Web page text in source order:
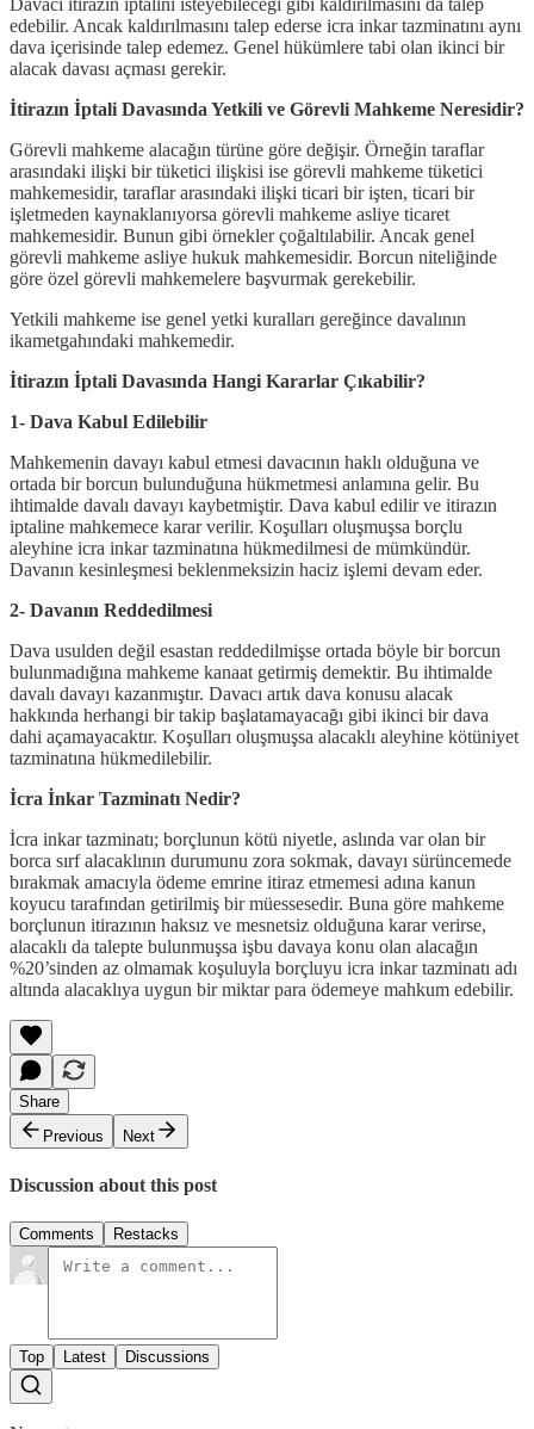
Davacı itirazın iptalini isteyebileceği gibi kaldırılmasını da talep
edebilir. Ancak kaldırılmasını talep ederse icra inkar tazminatını aynı
dava içerisinde talep edemez. Genel hükümlere tabi olan ikinci bir
alacak davası açması gerekir.
İtirazın İptali Davasında Yetkili ve Görevli Mahkeme Neresidir?
Görevli mahkeme alacağın türüne göre değişir. Örneğin taraflar
arasındaki ilişki bir tüketici ilişkisi ise görevli mahkeme tüketici
mahkemesidir, taraflar arasındaki ilişki ticari bir işten, ticari bir
işletmeden kaynaklanıyorsa görevli mahkeme asliye ticaret
mahkemesidir. Bunun gibi örnekler çoğaltılabilir. Ancak genel
görevli mahkeme asliye hukuk mahkemesidir. Borcun niteliğinde
göre özel görevli mahkemelere başvurmak gerekebilir.
Yetkili mahkeme ise genel yetki kuralları gereğince davalının
ikametgahındaki mahkemedir.
İtirazın İptali Davasında Hangi Kararlar Çıkabilir?
1- Dava Kabul Edilebilir
Mahkemenin davayı kabul etmesi davacının haklı olduğuna ve
ortada bir borcun bulunduğuna hükmetmesi anlamına gelir. Bu
ihtimalde davalı davayı kaybetmiştir. Dava kabul edilir ve itirazın
iptaline mahkemece karar verilir. Koşulları oluşmuşsa borçlu
aleyhine icra inkar tazminatına hükmedilmesi de mümkündür.
Davanın kesinleşmesi beklenmeksizin haciz işlemi devam eder.
2- Davanın Reddedilmesi
Dava usulden değil esastan reddedilmişse ortada böyle bir borcun
bulunmadığına mahkeme kanaat getirmiş demektir. Bu ihtimalde
davalı davayı kazanmıştır. Davacı artık dava konusu alacak
hakkında herhangi bir takip başlatamayacağı gibi ikinci bir dava
dahi açamayacaktır. Koşulları oluşmuşsa alacaklı aleyhine kötüniyet
tazminatına hükmedilebilir.
İcra İnkar Tazminatı Nedir?
İcra inkar tazminatı; borçlunun kötü niyetle, aslında var olan bir
borca sırf alacaklının durumunu zora sokmak, davayı sürüncemede
bırakmak amacıyla ödeme emrine itiraz etmemesi adına kanun
koyucu tarafından getirilmiş bir müessesedir. Buna göre mahkeme
borçlunun itirazının haksız ve mesnetsiz olduğuna karar verirse,
alacaklı da talepte bulunmuşsa işbu davaya konu olan alacağın
%20’sinden az olmamak koşuluyla borçluyu icra inkar tazminatı adı
altında alacaklıya uygun bir miktar para ödemeye mahkum edebilir.
Share
Previous
Next
Discussion about this post
Comments Restacks
Top Latest Discussions